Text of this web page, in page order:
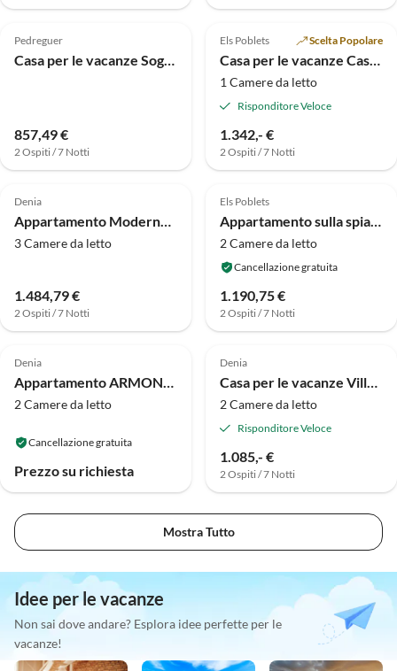
4.0 (3)
Pedreguer
857,49 €
2 Ospiti / 7 Notti
5.0 (2)
Els Poblets Scelta Popolare
1 Camere da letto
Risponditore Veloce
1.342,- €
2 Ospiti / 7 Notti
4.0 (1)
Denia
3 Camere da letto
1.484,79 €
2 Ospiti / 7 Notti
Els Poblets
2 Camere da letto
Cancellazione gratuita
1.190,75 €
2 Ospiti / 7 Notti
Denia
2 Camere da letto
Cancellazione gratuita
Prezzo su richiesta
Denia
2 Camere da letto
Risponditore Veloce
1.085,- €
2 Ospiti / 7 Notti
Mostra Tutto
Idee per le vacanze
Non sai dove andare? Esplora idee perfette per le
vacanze!